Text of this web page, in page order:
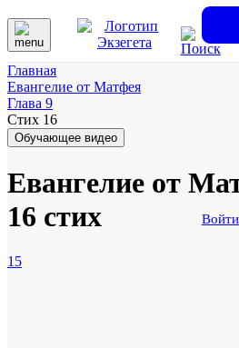
Главная
Евангелие от Матфея
Глава 9
Стих 16
Обучающее видео
Евангелие от
16 стих
15